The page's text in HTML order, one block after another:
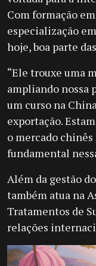
Com formação
especialização
hoje, boa parte
“Ele trouxe uma
ampliando nossa
um curso na
exportação.
o mercado
fundamental
Além da gestão
também atua na
Tratamentos de
relações